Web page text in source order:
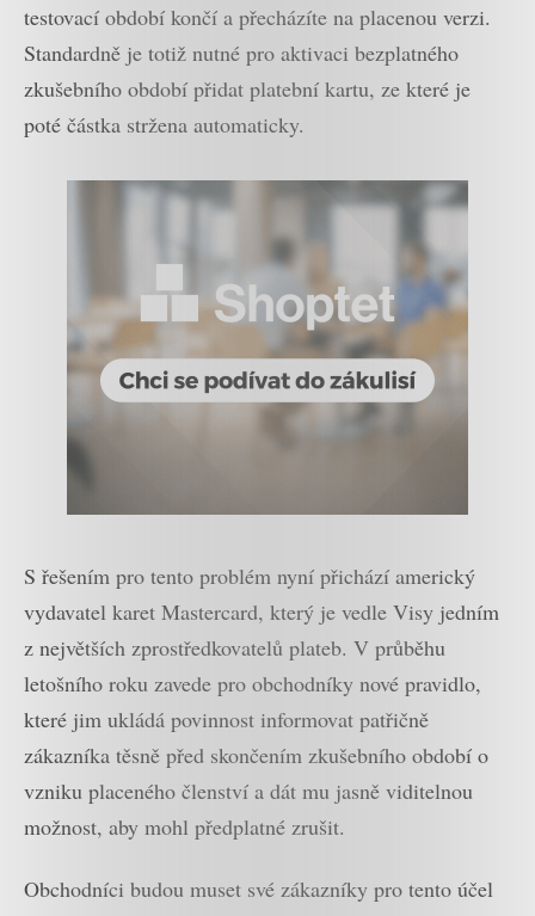
testovací období končí a přecházíte na placenou verzi.
Standardně je totiž nutné pro aktivaci bezplatného
zkušebního období přidat platební kartu, ze které je
poté částka stržena automaticky.
S řešením pro tento problém nyní přichází americký
vydavatel karet Mastercard, který je vedle Visy jedním
z největších zprostředkovatelů plateb. V průběhu
letošního roku zavede pro obchodníky nové pravidlo,
které jim ukládá povinnost informovat patřičně
zákazníka těsně před skončením zkušebního období o
vzniku placeného členství a dát mu jasně viditelnou
možnost, aby mohl předplatné zrušit.
Obchodníci budou muset své zákazníky pro tento účel